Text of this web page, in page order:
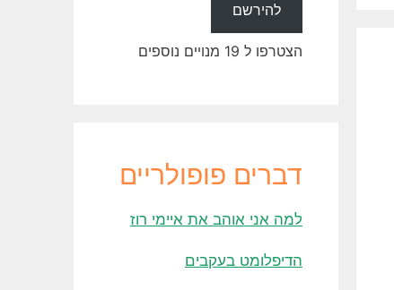
להירשם
הצטרפו ל 19 מנויים נוספים
דברים פופולריים
למה אני אוהב את איימי רוז
הדיפלומט בעקבים